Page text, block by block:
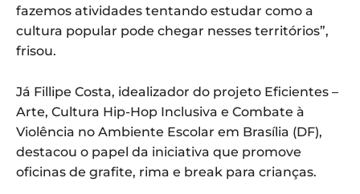
fazemos atividades tentando estudar como a
cultura popular pode chegar nesses territórios”,
frisou.
Já Fillipe Costa, idealizador do projeto Eficientes –
Arte, Cultura Hip-Hop Inclusiva e Combate à
Violência no Ambiente Escolar em Brasília (DF),
destacou o papel da iniciativa que promove
oficinas de grafite, rima e break para crianças.